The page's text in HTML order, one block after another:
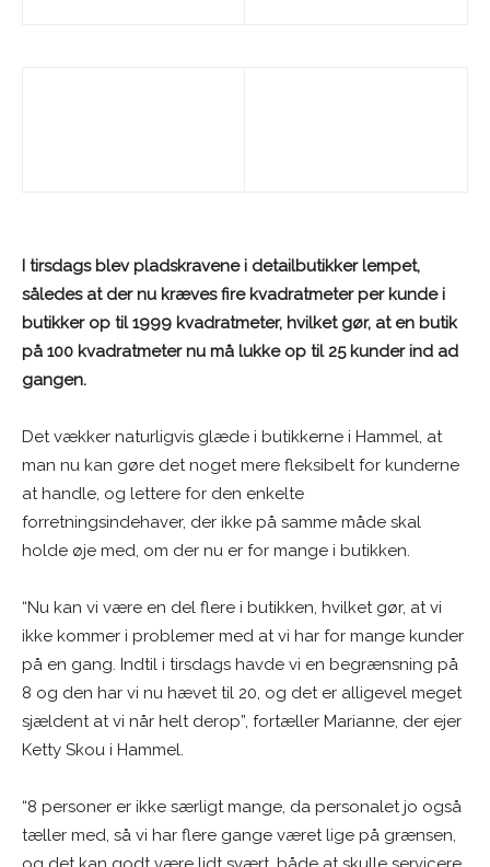
I tirsdags blev pladskravene i detailbutikker lempet,
således at der nu kræves fire kvadratmeter per kunde i
butikker op til 1999 kvadratmeter, hvilket gør, at en butik
på 100 kvadratmeter nu må lukke op til 25 kunder ind ad
gangen.
Det vækker naturligvis glæde i butikkerne i Hammel, at
man nu kan gøre det noget mere fleksibelt for kunderne
at handle, og lettere for den enkelte
forretningsindehaver, der ikke på samme måde skal
holde øje med, om der nu er for mange i butikken.
“Nu kan vi være en del flere i butikken, hvilket gør, at vi
ikke kommer i problemer med at vi har for mange kunder
på en gang. Indtil i tirsdags havde vi en begrænsning på
8 og den har vi nu hævet til 20, og det er alligevel meget
sjældent at vi når helt derop”, fortæller Marianne, der ejer
Ketty Skou i Hammel.
“8 personer er ikke særligt mange, da personalet jo også
tæller med, så vi har flere gange været lige på grænsen,